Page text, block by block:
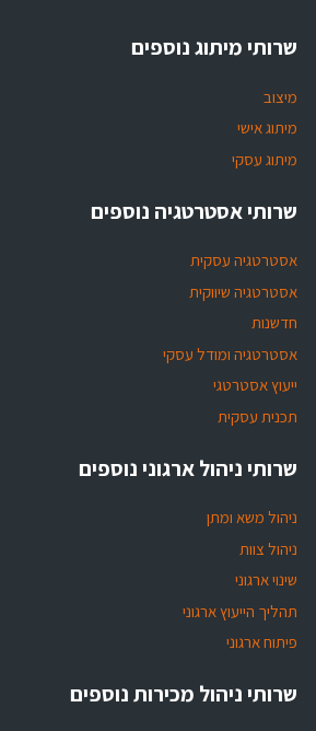
שרותי מיתוג נוספים
מיצוב
מיתוג אישי
מיתוג עסקי
שרותי אסטרטגיה נוספים
אסטרטגיה עסקית
אסטרטגיה שיווקית
חדשנות
אסטרטגיה ומודל עסקי
ייעוץ אסטרטגי
תכנית עסקית
שרותי ניהול ארגוני נוספים
ניהול משא ומתן
ניהול צוות
שינוי ארגוני
תהליך הייעוץ ארגוני
פיתוח ארגוני
שרותי ניהול מכירות נוספים